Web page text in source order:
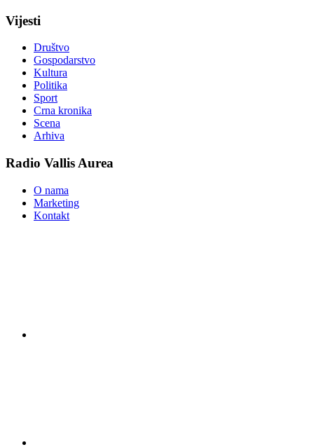
Vijesti
Društvo
Gospodarstvo
Kultura
Politika
Sport
Crna kronika
Scena
Arhiva
Radio Vallis Aurea
O nama
Marketing
Kontakt